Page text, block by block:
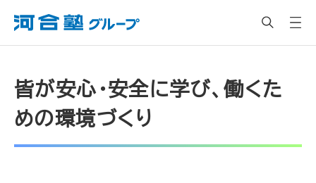
皆が安心・安全に学び、働くた
めの環境づくり